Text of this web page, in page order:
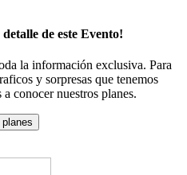
de este Evento!
la información exclusiva. Para
y sorpresas que tenemos
conocer nuestros planes.
planes